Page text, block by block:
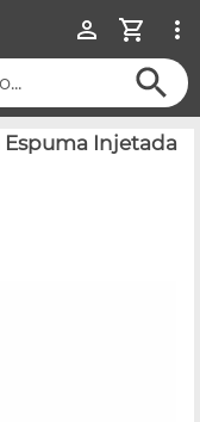
Injetada